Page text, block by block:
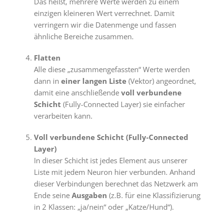
einzigen kleineren Wert verrechnet. Damit
verringern wir die Datenmenge und fassen
ähnliche Bereiche zusammen.
Flatten
Alle diese „zusammengefassten“ Werte werden
dann in einer langen Liste(Vektor) angeordnet,
damit eine anschließende voll verbundene
Schicht (Fully-Connected Layer) sie einfacher
verarbeiten kann.
Voll verbundene Schicht (Fully-Connected
Layer)
In dieser Schicht ist jedes Element aus unserer
Liste mit jedem Neuron hier verbunden. Anhand
dieser Verbindungen berechnet das Netzwerk am
Ende seine Ausgaben (z.B. für eine Klassifizierung
in 2 Klassen: „ja/nein“ oder „Katze/Hund“).